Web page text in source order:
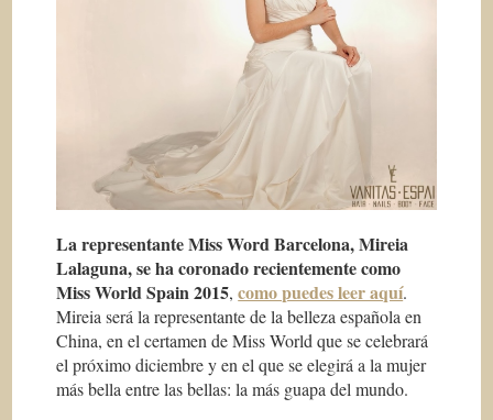
La representante Miss Word Barcelona, Mireia
Lalaguna, se ha coronado recientemente como
Miss World Spain 2015,como puedes leer aquí.
Mireia será la representante de la belleza española en
China, en el certamen de Miss World que se celebrará
el próximo diciembre y en el que se elegirá a la mujer
más bella entre las bellas: la más guapa del mundo.